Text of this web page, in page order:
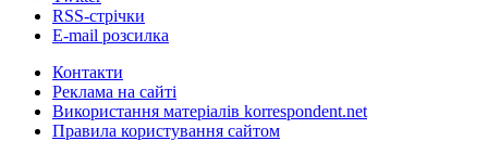
RSS-стрічки
E-mail розсилка
Контакти
Реклама на сайті
Використання матеріалів korrespondent.net
Правила користування сайтом